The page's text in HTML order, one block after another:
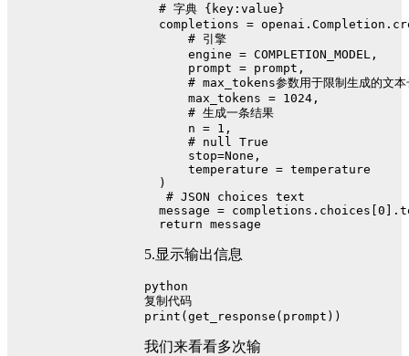
# 字典 {key:value}
completions =
# 引擎
      engine = COMPLETION_MODEL,
      prompt = prompt,
# max_tokens参数用于限制生成的文本
      max_tokens =
1024 ,
# 生成一条结果
      n =
1 ,
# null True
      stop=
None ,
      temperature = temperature
  )
# JSON choices text
  message = completions.choices[
0
return message
5.显示输出信息
python
复制代码
print (get_response(prompt))
我们来看看多次输